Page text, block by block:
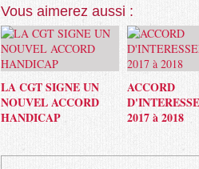
Vous aimerez aussi :
LA CGT SIGNE UN
NOUVEL ACCORD
HANDICAP
ACCORD
2017 à 2018